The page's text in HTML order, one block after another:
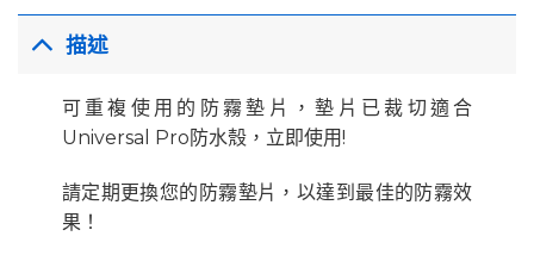
描述
可重複使用的防霧墊片，墊片已裁切適合
Universal Pro防水殼，立即使用!
請定期更換您的防霧墊片，以達到最佳的防霧效
果！